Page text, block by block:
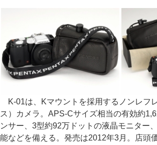
K-01は、Kマウントを採用するノンレフ
ス）カメラ。APS-Cサイズ相当の有効約
ンサー、3型約92万ドットの液晶モニター
能などを備える。発売は2012年3月。店頭